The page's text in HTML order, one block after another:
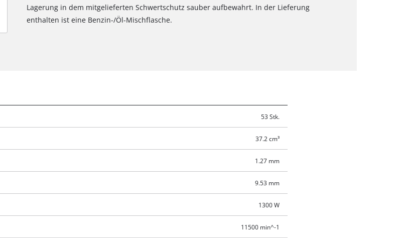
Wir benötigen deine Zustimmung, um
to the list of technologies used.
Powered byUsercentrics Consent
Lagerung in dem mitgelieferten Schwertschutz sauber aufbewahrt. In der Lieferung
enthalten ist eine Benzin-/Öl-Mischflasche.
53 Stk.
37.2 cm³
1.27 mm
9.53 mm
1300 W
11500 min^-1